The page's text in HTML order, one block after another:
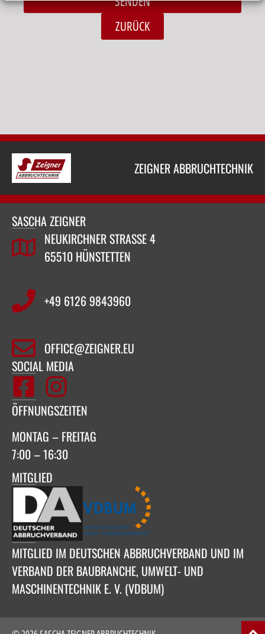
ZURÜCK
ZEIGNER ABBRUCHTECHNIK
SASCHA ZEIGNER
NEUKIRCHNER STRASSE 4
65510 HÜNSTETTEN
+49 6126 9843960‬
OFFICE@ZEIGNER.EU
SOCIAL MEDIA
ÖFFNUNGSZEITEN
MONTAG – FREITAG
7:00 – 16:30
MITGLIED
MITGLIED IM DEUTSCHEN ABBRUCHVERBAND UND IM
VERBAND DER BAUBRANCHE, UMWELT- UND
MASCHINENTECHNIK E. V. (VDBUM)